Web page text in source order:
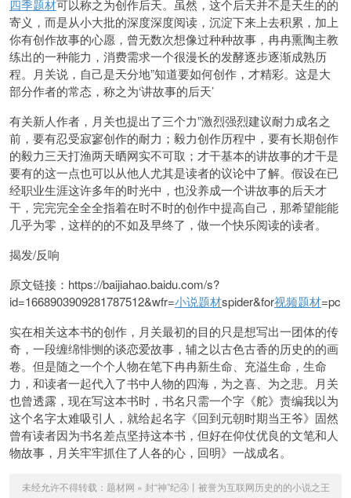
四季题材可以称之为创作后天。虽然，这个后天并不是天生的的
寄义，而是从小大批的深度深度阅读，沉淀下来上去积累，加上
你有创作故事的心愿，曾无数次想像过种种故事，冉冉熏陶主教
练出的一种能力，消费需求一个很漫长的发酵逐步逐渐成熟历
程。月关说，自己是天分地”知道要如何创作，才精彩。这是大
部分作者的常态，称之为‘讲故事的后天’
有关新人作者，月关也提出了三个力”激烈强烈建议耐力成名之
前，要有忍受寂寥创作的耐力； 毅力创作历程中，要有长期创作
的毅力三天打渔两天晒网实不可取； 才干基本的讲故事的才干是
要有的这一点也可以从他人尤其是读者的议论中了解。假设在已
经职业生涯这许多年的时光中，也没养成一个讲故事的后天才
干，完完完全全全指着在时不时的创作中提高自己，那希望能能
几乎为零，这样的的不如及早终了，做一个快乐阅读的读者。
揭发/反响
原文链接：https://baijiahao.baidu.com/s?
id=1668903909281787512&wfr=小说题材spider&for视频题材=pc
实在相关这本书的创作，月关最初的目的只是想写出一团体的传
奇，一段缠绵悱恻的谈恋爱故事， 辅之以古色古香的历史的的画
卷。但是随之一个个人物在笔下冉冉新生命、充溢生命，生命
力，和读者一起代入了书中人物的四海，为之喜、为之悲。月关
也曾透露，现在写这本书时，书名只需一个字《舵》责编我以为
这个名字太难吸引人，就给起名字《回到元朝时期当王爷》固然
曾有读者因为书名差点坚持这本书，但好在仰仗优良的文笔和人
物故事，月关牢牢抓住了人各的心，回明》一战成名。
未经允许不得转载： 题材网 » 封“神”纪④丨被誉为互联网历史的的小说之王